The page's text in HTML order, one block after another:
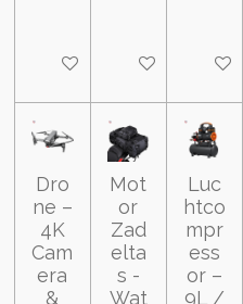
In winkelwagenIn winkelwagen
In
Dro
ne –
4K
Cam
era
&
Mot
or
Zad
elta
s -
Wat
Luc
htco
mpr
ess
or –
9L /